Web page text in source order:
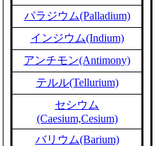
パラジウム(Palladium)
インジウム(Indium)
アンチモン(Antimony)
テルル(Tellurium)
セシウム
(Caesium,Cesium)
バリウム(Barium)